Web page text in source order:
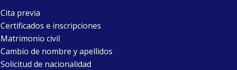
Cita previa
Certificados e inscripciones
Matrimonio civil
Cambio de nombre y apellidos
Solicitud de nacionalidad